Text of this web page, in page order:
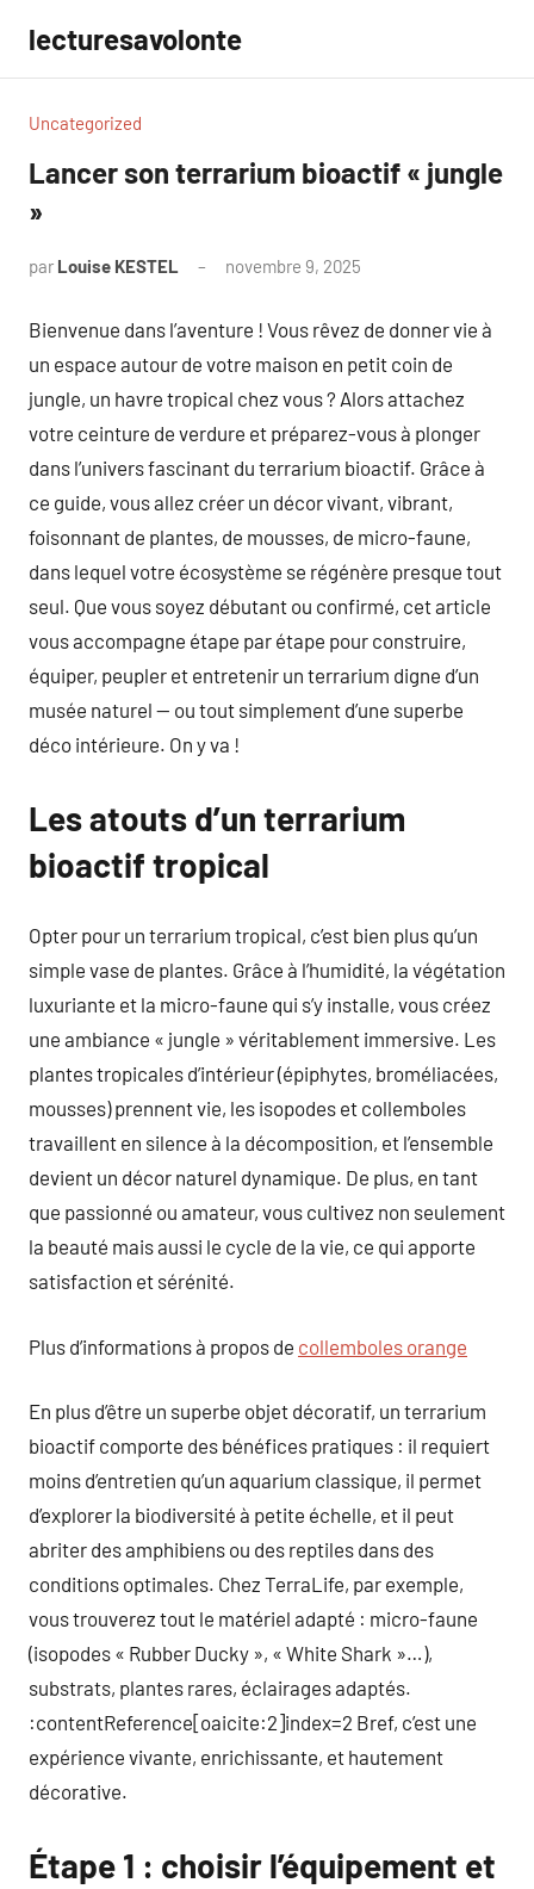
contenu
lecturesavolonte
Uncategorized
Lancer son terrarium bioactif « jungle
»
par Louise KESTEL novembre 9, 2025
Bienvenue dans l’aventure ! Vous rêvez de donner vie à
un espace autour de votre maison en petit coin de
jungle, un havre tropical chez vous ? Alors attachez
votre ceinture de verdure et préparez-vous à plonger
dans l’univers fascinant du terrarium bioactif. Grâce à
ce guide, vous allez créer un décor vivant, vibrant,
foisonnant de plantes, de mousses, de micro-faune,
dans lequel votre écosystème se régénère presque tout
seul. Que vous soyez débutant ou confirmé, cet article
vous accompagne étape par étape pour construire,
équiper, peupler et entretenir un terrarium digne d’un
musée naturel — ou tout simplement d’une superbe
déco intérieure. On y va !
Les atouts d’un terrarium
bioactif tropical
Opter pour un terrarium tropical, c’est bien plus qu’un
simple vase de plantes. Grâce à l’humidité, la végétation
luxuriante et la micro-faune qui s’y installe, vous créez
une ambiance « jungle » véritablement immersive. Les
plantes tropicales d’intérieur (épiphytes, broméliacées,
mousses) prennent vie, les isopodes et collemboles
travaillent en silence à la décomposition, et l’ensemble
devient un décor naturel dynamique. De plus, en tant
que passionné ou amateur, vous cultivez non seulement
la beauté mais aussi le cycle de la vie, ce qui apporte
satisfaction et sérénité.
Plus d’informations à propos de collemboles orange
En plus d’être un superbe objet décoratif, un terrarium
bioactif comporte des bénéfices pratiques : il requiert
moins d’entretien qu’un aquarium classique, il permet
d’explorer la biodiversité à petite échelle, et il peut
abriter des amphibiens ou des reptiles dans des
conditions optimales. Chez TerraLife, par exemple,
vous trouverez tout le matériel adapté : micro-faune
(isopodes « Rubber Ducky », « White Shark »…),
substrats, plantes rares, éclairages adaptés.
:contentReference[oaicite:2]index=2 Bref, c’est une
expérience vivante, enrichissante, et hautement
décorative.
Étape 1 : choisir l’équipement et